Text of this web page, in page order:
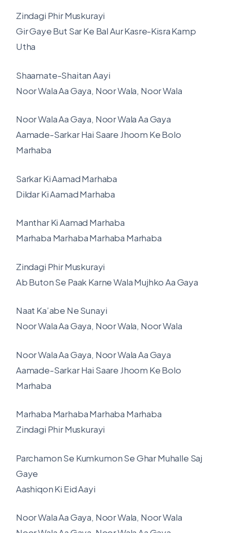
Zindagi Phir Muskurayi
Gir Gaye But Sar Ke Bal Aur Kasre-Kisra Kamp
Utha
Shaamate-Shaitan Aayi
Noor Wala Aa Gaya, Noor Wala, Noor Wala
Noor Wala Aa Gaya, Noor Wala Aa Gaya
Aamade-Sarkar Hai Saare Jhoom Ke Bolo
Marhaba
Sarkar Ki Aamad Marhaba
Dildar Ki Aamad Marhaba
Manthar Ki Aamad Marhaba
Marhaba Marhaba Marhaba Marhaba
Zindagi Phir Muskurayi
Ab Buton Se Paak Karne Wala Mujhko Aa Gaya
Naat Ka’abe Ne Sunayi
Noor Wala Aa Gaya, Noor Wala, Noor Wala
Noor Wala Aa Gaya, Noor Wala Aa Gaya
Aamade-Sarkar Hai Saare Jhoom Ke Bolo
Marhaba
Marhaba Marhaba Marhaba Marhaba
Zindagi Phir Muskurayi
Parchamon Se Kumkumon Se Ghar Muhalle Saj
Gaye
Aashiqon Ki Eid Aayi
Noor Wala Aa Gaya, Noor Wala, Noor Wala